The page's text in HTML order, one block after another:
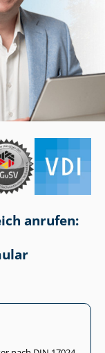
anrufen: